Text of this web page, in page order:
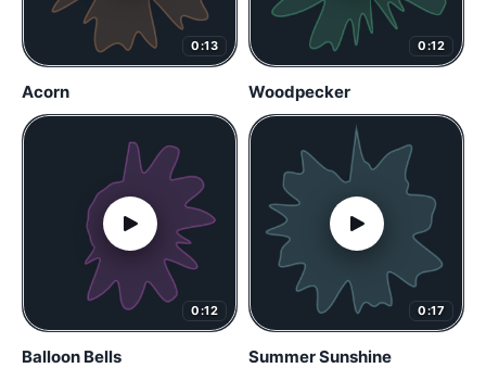
0:13
Acorn
0:12
Woodpecker
0:12
Balloon Bells
0:17
Summer Sunshine